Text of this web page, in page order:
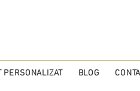
PERSONALIZAT BLOG